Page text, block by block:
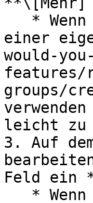
einer
would-
features/
groups/
leicht zu
3. Auf
Feld ein